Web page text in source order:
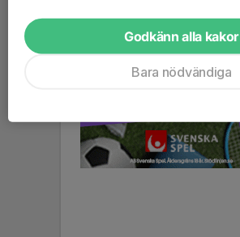
Godkänn alla kakor
Bara nödvändiga